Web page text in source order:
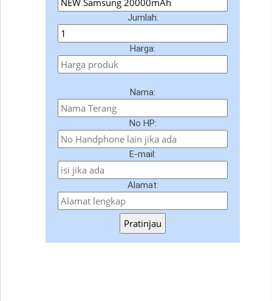
Jumlah:
Harga:
Nama:
No HP:
E-mail:
Alamat:
Pratinjau